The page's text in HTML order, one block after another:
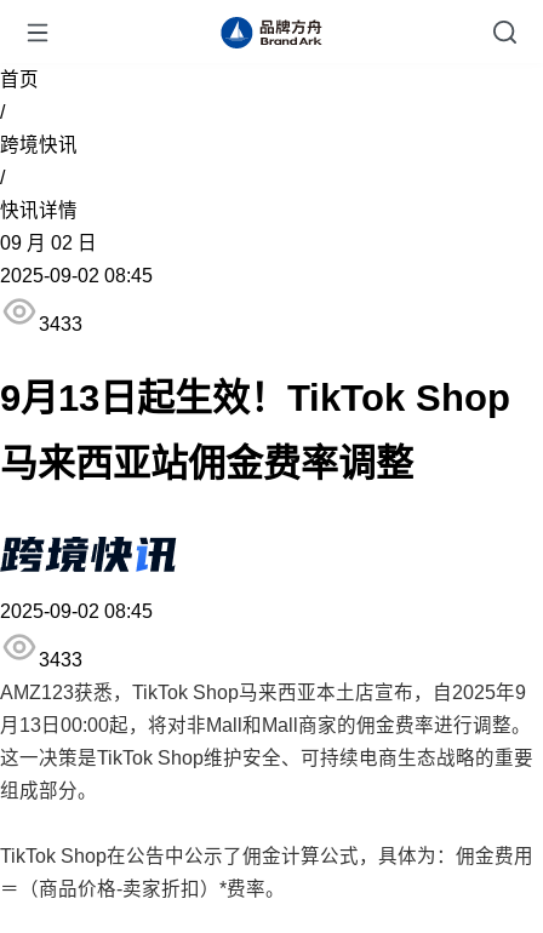
首页
/
跨境快讯
/
快讯详情
09 月 02 日
2025-09-02 08:45
3433
9月13日起生效！TikTok Shop
马来西亚站佣金费率调整
2025-09-02 08:45
3433
AMZ123获悉，TikTok Shop马来西亚本土店宣布，自2025年9
月13日00:00起，将对非Mall和Mall商家的佣金费率进行调整。
这一决策是TikTok Shop维护安全、可持续电商生态战略的重要
组成部分。
TikTok Shop在公告中公示了佣金计算公式，具体为：佣金费用
＝（商品价格-卖家折扣）*费率。